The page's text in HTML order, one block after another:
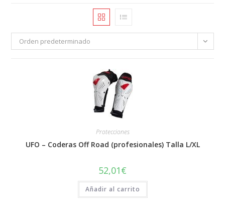
Orden predeterminado
Protecciones
UFO – Coderas Off Road (profesionales) Talla L/XL
52,01€
Añadir al carrito